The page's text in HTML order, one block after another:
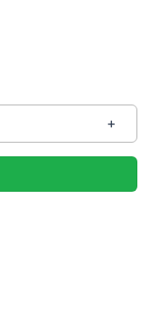
Folhas quantidade